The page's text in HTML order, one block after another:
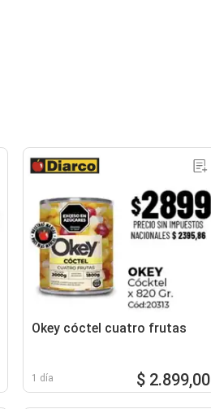
Okey cóctel cuatro frutas
1 día $ 2.899,00